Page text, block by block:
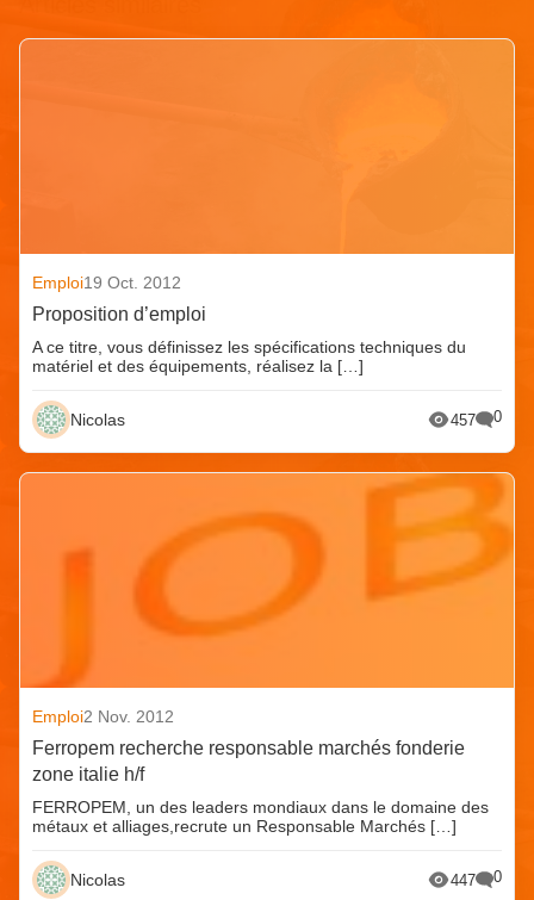
Emploi19 Oct. 2012
Proposition d’emploi
A ce titre, vous définissez les spécifications techniques du
matériel et des équipements, réalisez la […]
Nicolas 457 0
Emploi2 Nov. 2012
Ferropem recherche responsable marchés fonderie
zone italie h/f
FERROPEM, un des leaders mondiaux dans le domaine des
métaux et alliages,recrute un Responsable Marchés […]
Nicolas 447 0